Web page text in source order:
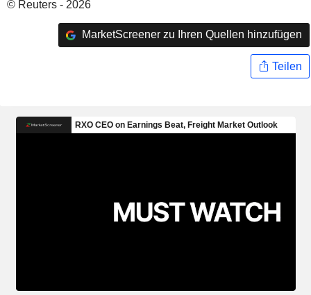
© Reuters - 2026
MarketScreener zu Ihren Quellen hinzufügen
Teilen